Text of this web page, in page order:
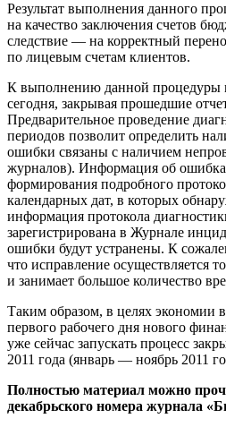
Результат выполнения данного
на качество заключения счетов
следствие — на корректный
по лицевым счетам клиентов.
К выполнению данной процедуры
сегодня, закрывая прошедшие
Предварительное проведение
периодов позволит определить
ошибки связаны с наличием
журналов). Информация об
формирования подробного
календарных дат, в которых
информация протокола
зарегистрирована в Журнале
ошибки будут устранены. К
что исправление осуществляется
и занимает большое количество
Таким образом, в целях экономии
первого рабочего дня нового
уже сейчас запускать процесс
2011 года (январь — ноябрь 2011
Полностью материал можно
декабрьского номера журнала